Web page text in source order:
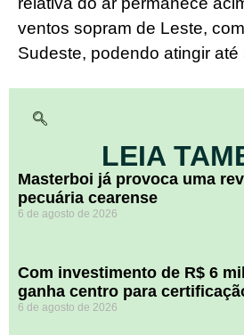
ventos sopram de Leste,
Sudeste, podendo atingir até
LEIA
Masterboi já provoca uma
pecuária cearense
6 de agosto de 2026
Com investimento de R$ 6
ganha centro para
6 de agosto de 2026